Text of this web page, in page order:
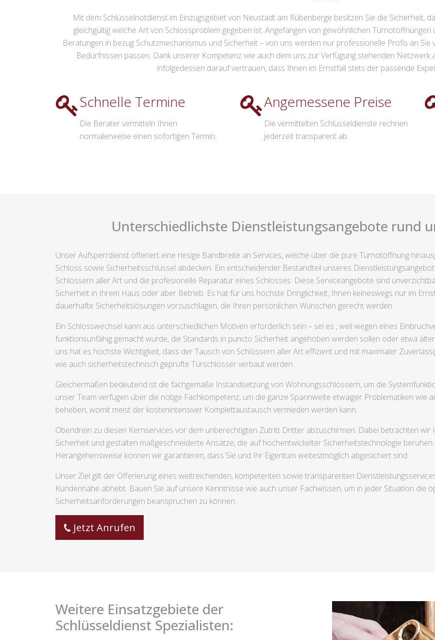
Mit dem Schlüsselnotdienst im Einzugsgebiet von Neustadt am Rübenberge besitzen Sie die Sicherheit,
gleichgültig welche Art von Schlossproblem gegeben ist. Angefangen von gewöhnlichen
Beratungen in bezug Schutzmechanismus und Sicherheit – von uns werden nur professionelle Profis an
Bedürfnissen passen. Dank unserer Kompetenz wie auch dem uns zur Verfügung stehenden Netzwerk
infolgedessen darauf vertrauen, dass Ihnen im Ernstfall stets der passende
Schnelle Termine
Die Berater vermitteln Ihnen
normalerweise einen sofortigen Termin.
Angemessene Preise
Die vermittelten Schlüsseldienste rechnen
jederzeit transparent ab.
Unterschiedlichste Dienstleistungsangebote rund
Unser Aufsperrdienst offeriert eine riesige Bandbreite an Services, welche über die pure Türnotöffnung
Schloss sowie Sicherheitsschlüssel abdecken. Ein entscheidender Bestandteil unseres
Schlössern aller Art und die profesionelle Reparatur eines Schlosses. Diese Serviceangebote sind
Sicherheit in Ihrem Haus oder aber Betrieb. Es hat für uns höchste Dringlichkeit, Ihnen keineswegs nur im
dauerhafte Sicherheitslösungen vorzuschlagen, die Ihren persönlichen Wünschen gerecht werden.
Ein Schlosswechsel kann aus unterschiedlichen Motiven erforderlich sein – sei es , weil wegen eines
funktionsunfähig gemacht wurde, die Standards in puncto Sicherheit angehoben werden sollen oder etwa
uns hat es höchste Wichtigkeit, dass der Tausch von Schlössern aller Art effizient und mit maximaler
wie auch sicherheitstechnisch geprüfte Türschlösser verbaut werden.
Gleichermaßen bedeutend ist die fachgemäße Instandsetzung von Wohnungsschlössern, um die
unser Team verfügen über die nötige Fachkompetenz, um die ganze Spannweite etwaiger Problematiken wie
beheben, womit meist der kostenintensiver Komplettaustausch vermieden werden kann.
Obendrein zu diesen Kernservices vor dem unberechtigten Zutritt Dritter abzuschirmen. Dabei betrachten wir
Sicherheit und gestalten maßgeschneiderte Ansätze, die auf hochentwickelter Sicherheitstechnologie
Herangehensweise können wir garantieren, dass Sie und Ihr Eigentum weitestmöglich abgesichert sind.
Unser Ziel gilt der Offerierung eines weitreichenden, kompetenten sowie transparenten
Kundennähe abhebt. Bauen Sie auf unsere Kenntnisse wie auch unser Fachwissen, um in jeder Situation die
Sicherheitsanforderungen beanspruchen zu können.
Jetzt Anrufen
Weitere Einsatzgebiete der
Schlüsseldienst Spezialisten: